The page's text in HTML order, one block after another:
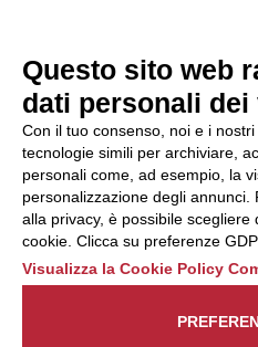
del Codice di
possibile
reclamo
all’Organismo di
Monitoraggio
una delle modalità
descritte al
indirizzo web
https://odm-
agenzielavoro.it/
Questo sito web
dati personali
Con il tuo consenso, noi e i
tecnologie simili per archiviare,
personali come, ad esempio, la
personalizzazione degli
alla privacy, è possibile
cookie. Clicca su preferenze
Visualizza la Cookie Policy